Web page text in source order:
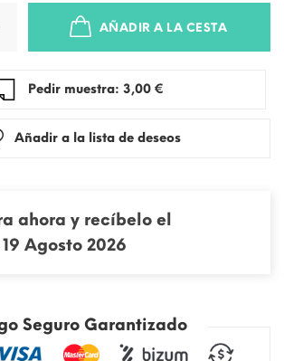
AÑADIR A LA CESTA
Pedir muestra: 3,00 €
Añadir a la lista de deseos
ahora y recíbelo el
Agosto 2026
Seguro Garantizado